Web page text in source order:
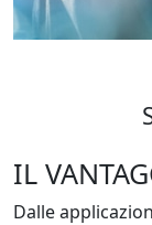
IL
Dalle